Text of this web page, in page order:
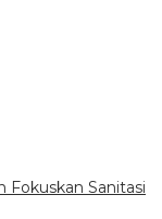
Fokuskan Sanitasi